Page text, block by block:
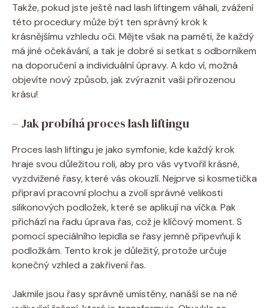
Takže, pokud jste ještě nad lash liftingem váhali, zvážení
této procedury může být ten správný krok k
krásnějšímu vzhledu oči. Mějte však na paměti, že každý
má jiné očekávání, a tak je dobré si setkat s odborníkem
na doporučení a individuální úpravy. A kdo ví, možná
objevíte nový způsob, jak zvýraznit vaši přirozenou
krásu!
– Jak probíhá proces lash liftingu
Proces lash liftingu je jako symfonie, kde každý krok
hraje svou důležitou roli, aby pro vás vytvořil krásné,
vyzdvižené řasy, které vás okouzlí. Nejprve si kosmetička
připraví pracovní plochu a zvolí správné velikosti
silikonových podložek, které se aplikují na víčka. Pak
přichází na řadu úprava řas, což je klíčový moment. S
pomocí speciálního lepidla se řasy jemně připevňují k
podložkám. Tento krok je důležitý, protože určuje
konečný vzhled a zakřivení řas.
Jakmile jsou řasy správně umístěny, nanáší se na ně